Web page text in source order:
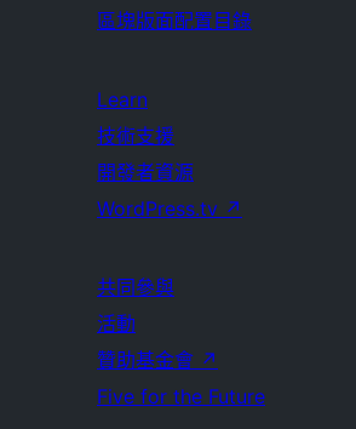
區塊版面配置目錄
Learn
技術支援
開發者資源
WordPress.tv ↗
共同參與
活動
贊助基金會 ↗
Five for the Future